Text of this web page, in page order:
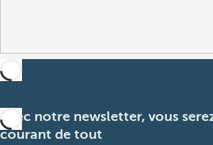
Avec notre newsletter, vous
courant de tout